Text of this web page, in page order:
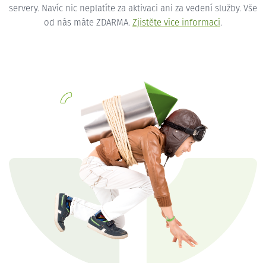
servery. Navíc nic neplatíte za aktivaci ani za vedení služby. Vše
od nás máte ZDARMA. Zjistěte více informací.